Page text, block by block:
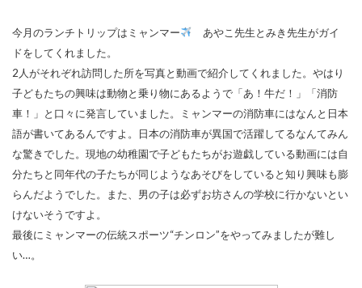
今月のランチトリップはミャンマー
あやこ先生とみき先生がガイ
ドをしてくれました。
2 人がそれぞれ訪問した所を写真と動画で紹介してくれました。やはり
子どもたちの興味は動物と乗り物にあるようで「あ！牛だ！」「消防
車！」と口々に発言していました。ミャンマーの消防車にはなんと日本
語が書いてあるんですよ。日本の消防車が異国で活躍してるなんてみん
な驚きでした。現地の幼稚園で子どもたちがお遊戯している動画には自
分たちと同年代の子たちが同じようなあそびをしていると知り興味も膨
らんだようでした。また、男の子は必ずお坊さんの学校に行かないとい
けないそうですよ。
最後にミャンマーの伝統スポーツ“チンロン”をやってみましたが難し
い…。